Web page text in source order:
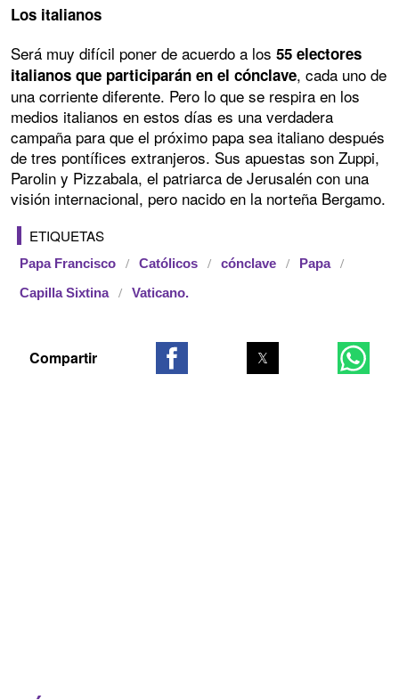
Los italianos
Será muy difícil poner de acuerdo a los 55 electores
italianos que participarán en el cónclave, cada uno de
una corriente diferente. Pero lo que se respira en los
medios italianos en estos días es una verdadera
campaña para que el próximo papa sea italiano después
de tres pontífices extranjeros. Sus apuestas son Zuppi,
Parolin y Pizzabala, el patriarca de Jerusalén con una
visión internacional, pero nacido en la norteña Bergamo.
ETIQUETAS
Papa Francisco Católicos cónclave Papa
Capilla Sixtina Vaticano.